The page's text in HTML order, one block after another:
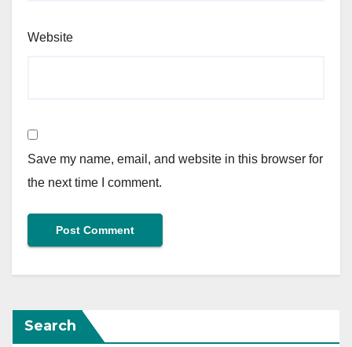
Website
Save my name, email, and website in this browser for
the next time I comment.
Search